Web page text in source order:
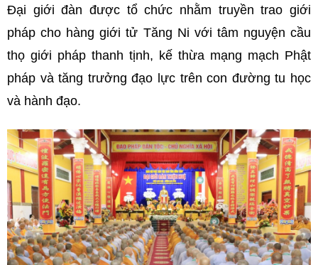
Đại giới đàn được tổ chức nhằm truyền trao giới
pháp cho hàng giới tử Tăng Ni với tâm nguyện cầu
thọ giới pháp thanh tịnh, kế thừa mạng mạch Phật
pháp và tăng trưởng đạo lực trên con đường tu học
và hành đạo.